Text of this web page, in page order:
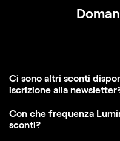
Ci sono altri sconti
iscrizione alla
Con che frequenza
sconti?